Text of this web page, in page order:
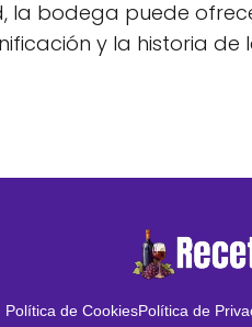
bodega puede
y la historia de
Política de CookiesPolítica de